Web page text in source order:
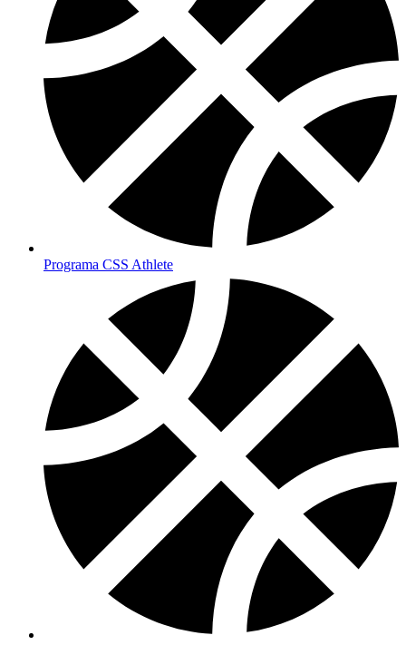
Programa CSS Athlete